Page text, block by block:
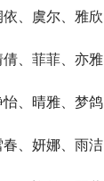
、虞尔、雅欣
、菲菲、亦雅
、晴雅、梦鸽
、妍娜、雨洁